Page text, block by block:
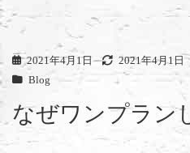
2021年4月1日 2021年4月1日
Blog
なぜワンプラン